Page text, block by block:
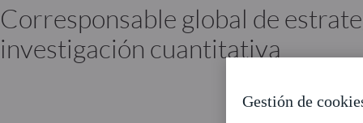
Corresponsable global de
investigación cuantitativa
Gestión de